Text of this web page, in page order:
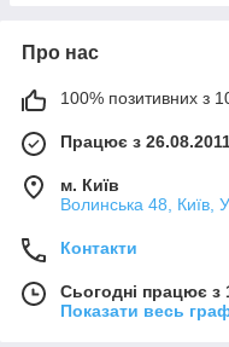
Про нас
100% позитивних з
Працює з
м. Київ
Волинська 48, Київ,
Контакти
Сьогодні працює з
Показати весь